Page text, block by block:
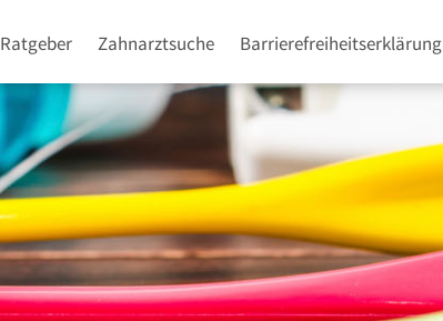
Ratgeber Zahnarztsuche Barrierefreiheitserklärung